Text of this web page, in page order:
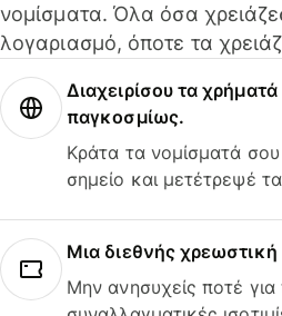
νομίσματα. Όλα όσα
λογαριασμό, όποτε τα
Διαχειρίσου τα
παγκοσμίως.
Κράτα τα νομίσματά
σημείο και μετέτρεψέ
Μια διεθνής
Μην ανησυχείς ποτέ για